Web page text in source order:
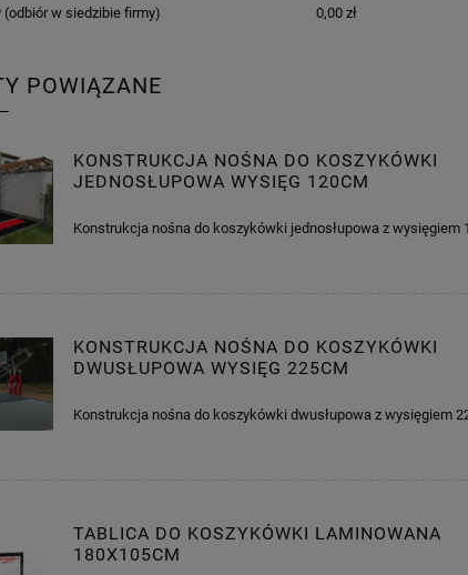
(odbiór w siedzibie firmy) 0,00 zł
POWIĄZANE
KONSTRUKCJA NOŚNA DO KOSZYKÓWKI
JEDNOSŁUPOWA WYSIĘG 120CM
Konstrukcja nośna do koszykówki jednosłupowa z wysięgiem
KONSTRUKCJA NOŚNA DO KOSZYKÓWKI
DWUSŁUPOWA WYSIĘG 225CM
Konstrukcja nośna do koszykówki dwusłupowa z wysięgiem
TABLICA DO KOSZYKÓWKI LAMINOWANA
180X105CM